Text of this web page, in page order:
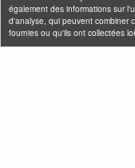
également des informations sur
d'analyse, qui peuvent combiner
fournies ou qu'ils ont collectées